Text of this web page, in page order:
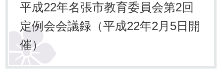
平成22年名張市教育委員会第2回
定例会会議録（平成22年2月5日開
催）